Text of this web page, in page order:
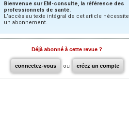
Bienvenue sur EM-consulte, la référence des
professionnels de santé.
L’accès au texte intégral de cet article nécessite
un abonnement.
Déjà abonné à cette revue ?
connectez-vous ou créez un compte